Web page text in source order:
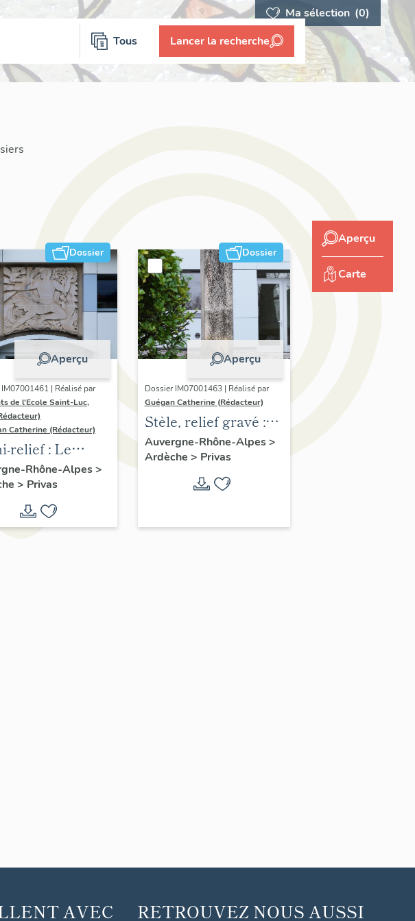
Ma sélection (0)
Tous Lancer la recherche
Dossier
Aperçu
| Réalisé par
de l'Ecole Saint-Luc,
Catherine (Rédacteur)
relief : Le
Rhône-Alpes>
> Privas
Dossier
Aperçu
Dossier IM07001463 | Réalisé par
Guégan Catherine (Rédacteur)
Stèle, relief gravé :
La Nature
Auvergne-Rhône-Alpes>
Ardèche > Privas
Aperçu
Carte
AVEC RETROUVEZ NOUS AUSSI